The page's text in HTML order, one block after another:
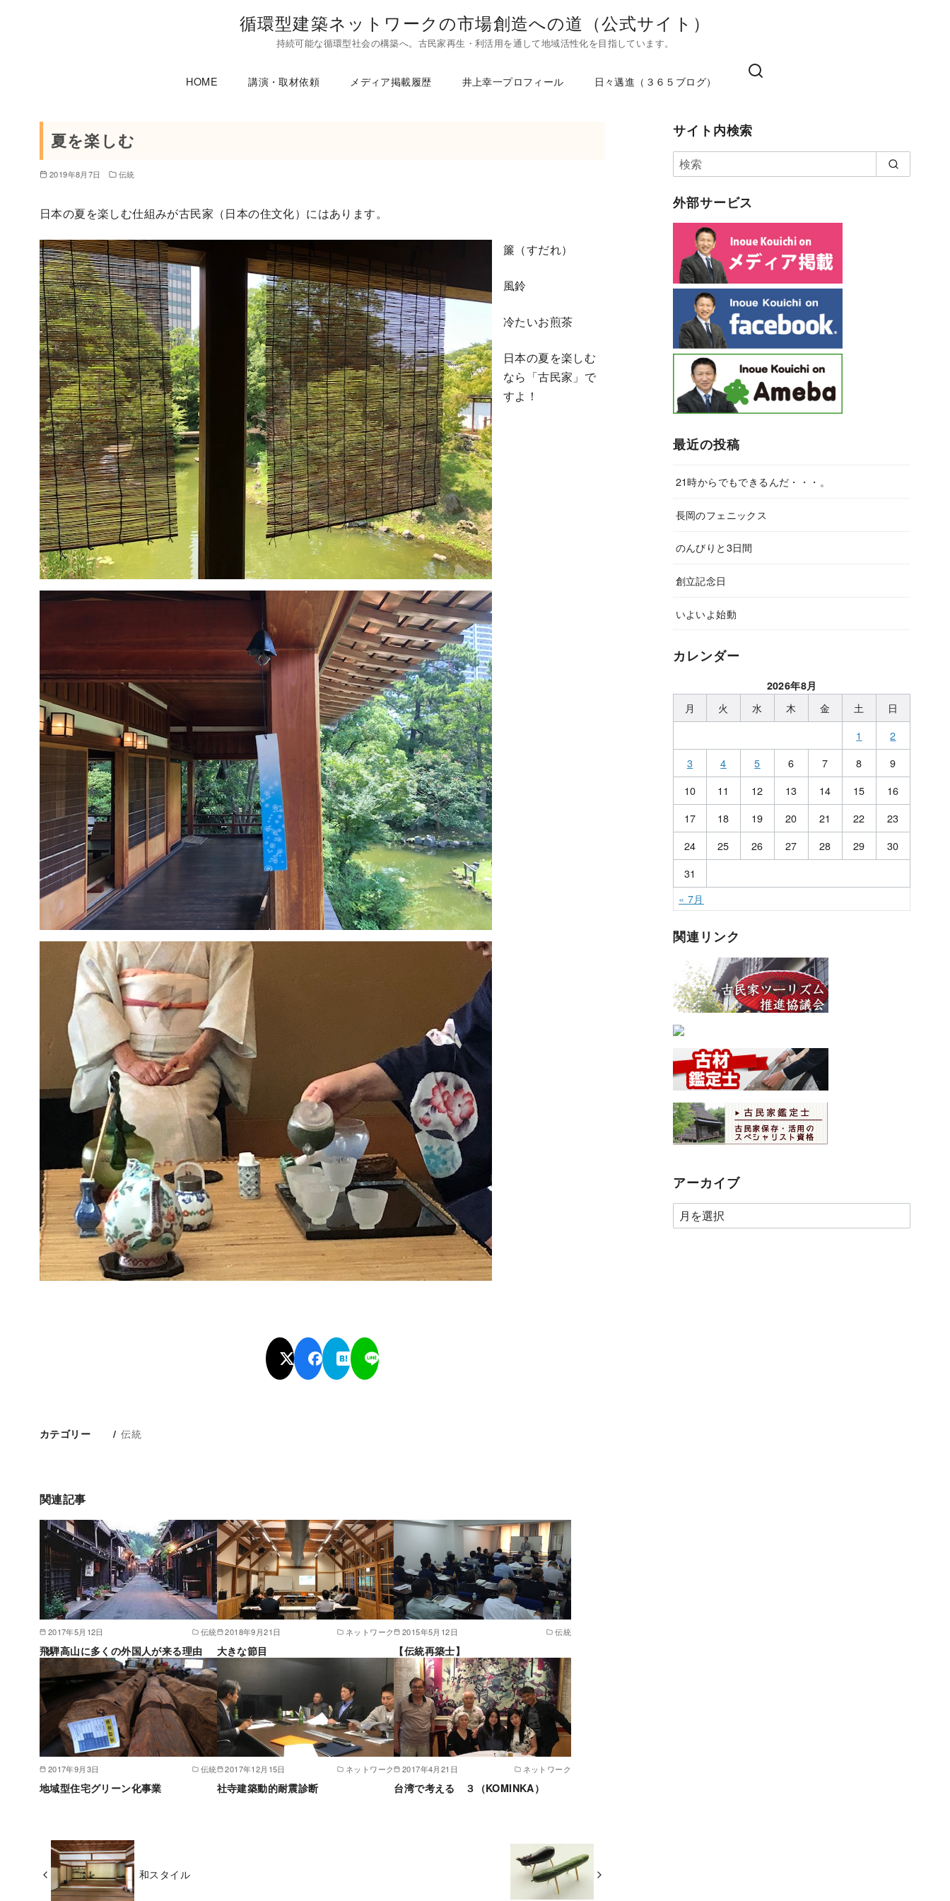
循環型建築ネットワークの市場創造への道（公式サイト）
持続可能な循環型社会の構築へ。古民家再生・利活用を通して地域活性化を目指しています。
HOME 講演・取材依頼 メディア掲載履歴 井上幸一プロフィール 日々邁進（３６５ブログ）
夏を楽しむ
2019年8月7日 伝統
日本の夏を楽しむ仕組みが古民家（日本の住文化）にはあります。
簾（すだれ）
風鈴
冷たいお煎茶
日本の夏を楽しむ
なら「古民家」で
すよ！
カテゴリー 伝統
関連記事
2017年5月12日 伝統
飛騨高山に多くの外国人が来る理由
2018年9月21日 ネットワーク
大きな節目
2015年5月12日 伝統
【伝統再築士】
2017年9月3日 伝統
地域型住宅グリーン化事業
2017年12月15日 ネットワーク
社寺建築動的耐震診断
2017年4月21日 ネットワーク
台湾で考える ３（KOMINKA）
和スタイル
サイト内検索
外部サービス
最近の投稿
21時からでもできるんだ・・・。
長岡のフェニックス
のんびりと3日間
創立記念日
いよいよ始動
カレンダー
2026年8月
月 火 水 木 金 土
日
1
2
3
4 5 6 7 8
9
10
11 12 13 14 15
16
17
18 19 20 21 22
23
24
25 26 27 28 29
30
31
« 7月
関連リンク
アーカイブ
ア
ー